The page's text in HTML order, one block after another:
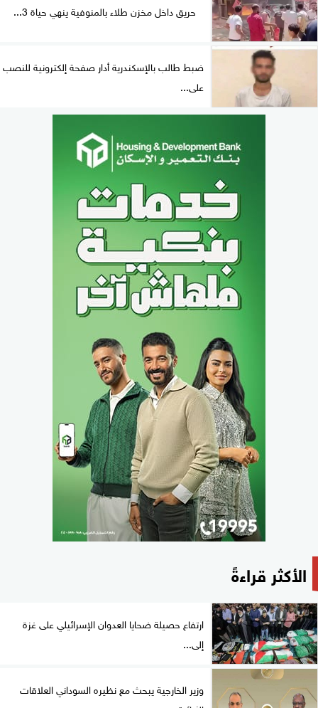
حريق داخل مخزن طلاء بالمنوفية ينهي حياة 3...
ضبط طالب بالإسكندرية أدار صفحة إلكترونية للنصب
على...
الأكثر قراءةً
ارتفاع حصيلة ضحايا العدوان الإسرائيلي على غزة
إلى...
وزير الخارجية يبحث مع نظيره السوداني العلاقات